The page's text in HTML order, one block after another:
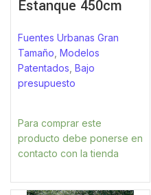
Estanque 450cm
Fuentes Urbanas Gran
Tamaño Modelos
Patentados Bajo
presupuesto
Para comprar este
producto debe ponerse en
contacto con la tienda